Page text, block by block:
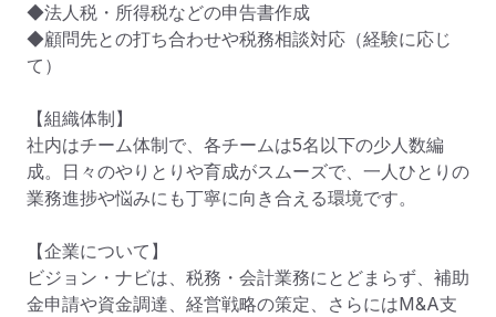
◆法人税・所得税などの申告書作成
◆顧問先との打ち合わせや税務相談対応（経験に応じ
て）
【組織体制】
社内はチーム体制で、各チームは5名以下の少人数編
成。日々のやりとりや育成がスムーズで、一人ひとりの
業務進捗や悩みにも丁寧に向き合える環境です。
【企業について】
ビジョン・ナビは、税務・会計業務にとどまらず、補助
金申請や資金調達、経営戦略の策定、さらにはM&A支